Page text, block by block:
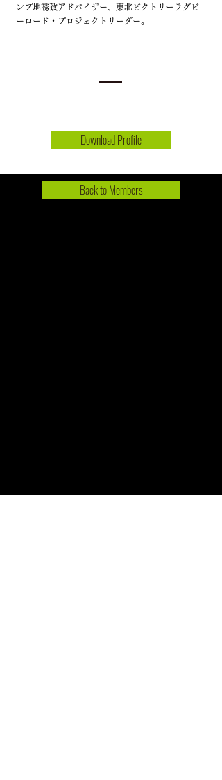
ンプ地誘致アドバイザー、 東北ビクトリーラグビ
ーロード・プロジェクトリーダー。
Download Profile
Back to Members